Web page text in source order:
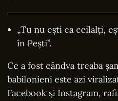
„Tu nu ești ca ceilalți,
în Pești”.
Ce a fost cândva treaba
babilonieni este azi
Facebook și Instagram,